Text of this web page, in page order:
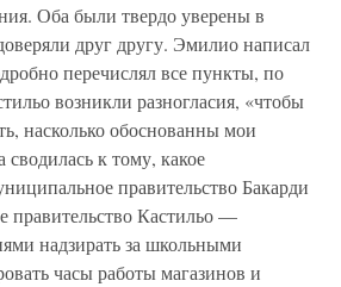
Оба были твердо уверены в
друг другу. Эмилио написал
перечислял все пункты, по
возникли разногласия, «чтобы
насколько обоснованны мои
к тому, какое
правительство Бакарди
правительство Кастильо —
надзирать за школьными
часы работы магазинов и